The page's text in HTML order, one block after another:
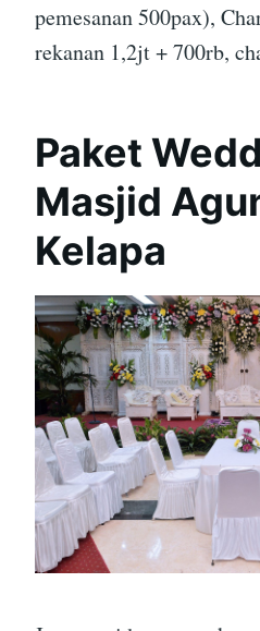
pemesanan 500pax),
rekanan 1,2jt + 700rb,
Paket
Masjid
Kelapa